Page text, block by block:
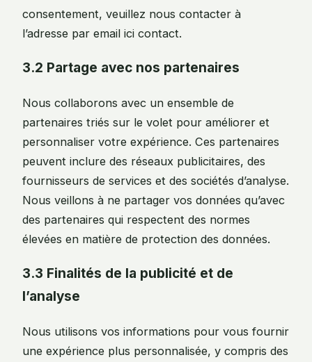
consentement, veuillez nous contacter à
l’adresse par email ici contact.
3.2 Partage avec nos partenaires
Nous collaborons avec un ensemble de
partenaires triés sur le volet pour améliorer et
personnaliser votre expérience. Ces partenaires
peuvent inclure des réseaux publicitaires, des
fournisseurs de services et des sociétés d’analyse.
Nous veillons à ne partager vos données qu’avec
des partenaires qui respectent des normes
élevées en matière de protection des données.
3.3 Finalités de la publicité et de
l’analyse
Nous utilisons vos informations pour vous fournir
une expérience plus personnalisée, y compris des